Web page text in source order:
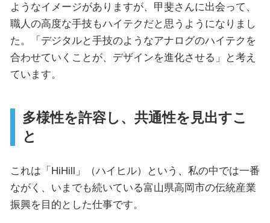
ようなイメージがありますが、甲斐さんに出会って、
職人の高度な手技もハイテクだと思うようになりまし
た。「デジタルと手技のようなアナログのハイテクを
合わせていくことが、デザインを進化させる」と考え
ています。
多様性を許容し、共通性を見出すこ
と
これは「HiHill」（ハイヒル）という、私の中では一番
ながく、いまでも続いている富山県高岡市の伝統産業
振興を目的とした仕事です。